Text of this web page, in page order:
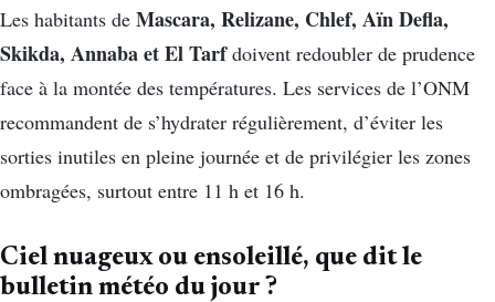
Les habitants de Mascara, Relizane, Chlef, Aïn Defla,
Skikda, Annaba et El Tarfdoivent redoubler de prudence
face à la montée des températures. Les services de l’ONM
recommandent de s’hydrater régulièrement, d’éviter les
sorties inutiles en pleine journée et de privilégier les zones
ombragées, surtout entre 11 h et 16 h.
Ciel nuageux ou ensoleillé, que dit le
bulletin météo du jour ?